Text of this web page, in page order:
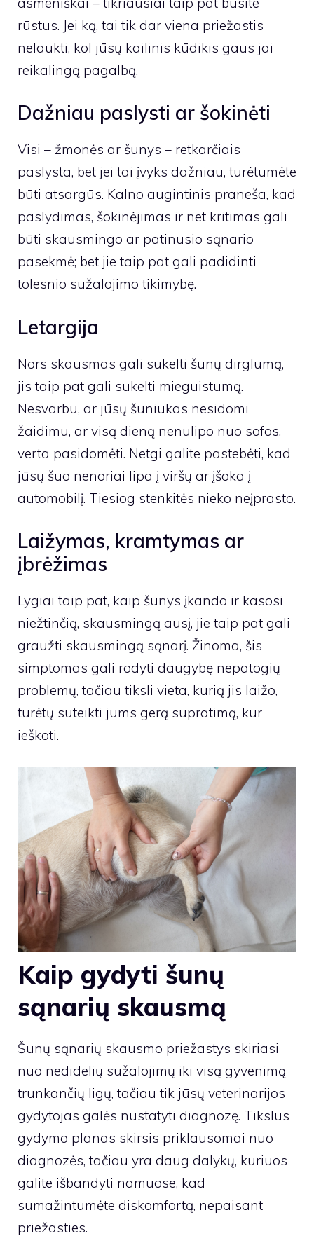
rūstus. Jei ką, tai tik dar viena priežastis
nelaukti, kol jūsų kailinis kūdikis gaus jai
reikalingą pagalbą.
Dažniau paslysti ar šokinėti
Visi – žmonės ar šunys – retkarčiais
paslysta, bet jei tai įvyks dažniau, turėtumėte
būti atsargūs. Kalno augintinis praneša, kad
paslydimas, šokinėjimas ir net kritimas gali
būti skausmingo ar patinusio sąnario
pasekmė; bet jie taip pat gali padidinti
tolesnio sužalojimo tikimybę.
Letargija
Nors skausmas gali sukelti šunų dirglumą,
jis taip pat gali sukelti mieguistumą.
Nesvarbu, ar jūsų šuniukas nesidomi
žaidimu, ar visą dieną nenulipo nuo sofos,
verta pasidomėti. Netgi galite pastebėti, kad
jūsų šuo nenoriai lipa į viršų ar įšoka į
automobilį. Tiesiog stenkitės nieko neįprasto.
Laižymas, kramtymas ar
įbrėžimas
Lygiai taip pat, kaip šunys įkando ir kasosi
niežtinčią, skausmingą ausį, jie taip pat gali
graužti skausmingą sąnarį. Žinoma, šis
simptomas gali rodyti daugybę nepatogių
problemų, tačiau tiksli vieta, kurią jis laižo,
turėtų suteikti jums gerą supratimą, kur
ieškoti.
Kaip gydyti šunų
sąnarių skausmą
Šunų sąnarių skausmo priežastys skiriasi
nuo nedidelių sužalojimų iki visą gyvenimą
trunkančių ligų, tačiau tik jūsų veterinarijos
gydytojas galės nustatyti diagnozę. Tikslus
gydymo planas skirsis priklausomai nuo
diagnozės, tačiau yra daug dalykų, kuriuos
galite išbandyti namuose, kad
sumažintumėte diskomfortą, nepaisant
priežasties.